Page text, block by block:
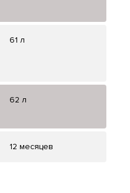
61 л
62 л
12 месяцев